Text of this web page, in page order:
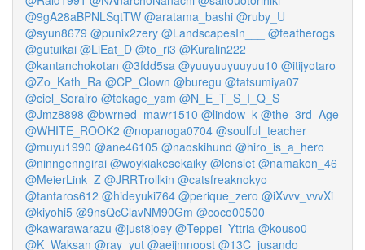
@9gA28aBPNLSqtTW @aratama_bashi @ruby_U
@syun8679 @punix2zery @LandscapesIn___
@featherogs
@gutuikai @LiEat_D @to_ri3 @Kuralin222
@kantanchokotan @3fdd5sa @yuuyuuyuuyuu10 @itijyotaro
@Zo_Kath_Ra @CP_Clown @buregu @tatsumiya07
@ciel_Sorairo @tokage_yam @N_E_T_S_I_Q_S
@Jmz8898 @bwrned_mawr1510 @lindow_k @the_3rd_Age
@WHITE_ROOK2 @nopanoga0704 @soulful_teacher
@muyu1990 @ane46105 @naoskihund @hiro_is_a_hero
@ninngenngirai @woykiakesekaiky @lenslet @namakon_46
@MeierLink_Z @JRRTrollkin @catsfreaknokyo
@tantaros612 @hideyuki764 @perique_zero @iXvvv_vvvXi
@kiyohi5 @9nsQcClavNM90Gm @coco00500
@kawarawarazu @just8joey @Teppei_Yttria @kouso0
@K_Waksan @ray_yut @aeijmnoost @13C_jusando